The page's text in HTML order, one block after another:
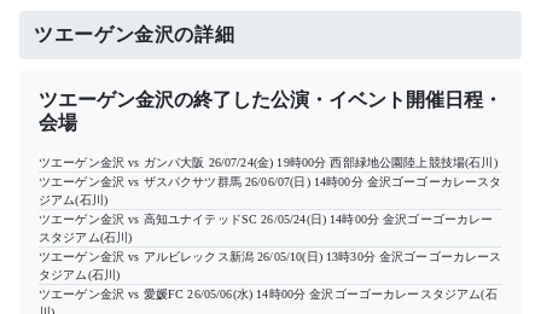
ツエーゲン金沢の詳細
ツエーゲン金沢の終了した公演・イベント開催日程・
会場
ツエーゲン金沢 vs ガンバ大阪 26/07/24(金) 19時00分 西部緑地公園陸上競技場(石川)
ツエーゲン金沢 vs ザスパクサツ群馬 26/06/07(日) 14時00分 金沢ゴーゴーカレースタ
ジアム(石川)
ツエーゲン金沢 vs 高知ユナイテッドSC 26/05/24(日) 14時00分 金沢ゴーゴーカレー
スタジアム(石川)
ツエーゲン金沢 vs アルビレックス新潟 26/05/10(日) 13時30分 金沢ゴーゴーカレース
タジアム(石川)
ツエーゲン金沢 vs 愛媛FC 26/05/06(水) 14時00分 金沢ゴーゴーカレースタジアム(石